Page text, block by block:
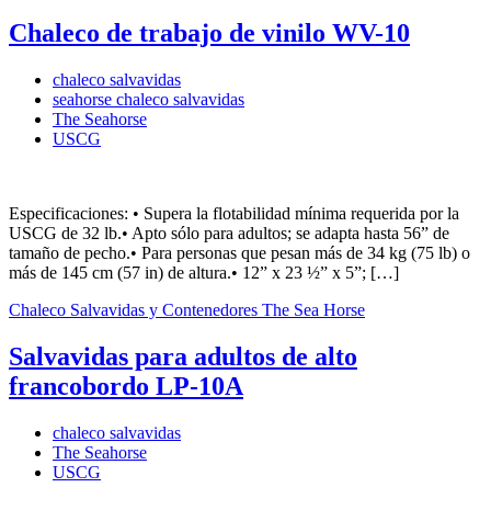
Chaleco de trabajo de vinilo WV-10
chaleco salvavidas
seahorse chaleco salvavidas
The Seahorse
USCG
Especificaciones: • Supera la flotabilidad mínima requerida por la
USCG de 32 lb.• Apto sólo para adultos; se adapta hasta 56” de
tamaño de pecho.• Para personas que pesan más de 34 kg (75 lb) o
más de 145 cm (57 in) de altura.• 12” x 23 ½” x 5”; […]
Chaleco Salvavidas y Contenedores The Sea Horse
Salvavidas para adultos de alto
francobordo LP-10A
chaleco salvavidas
The Seahorse
USCG